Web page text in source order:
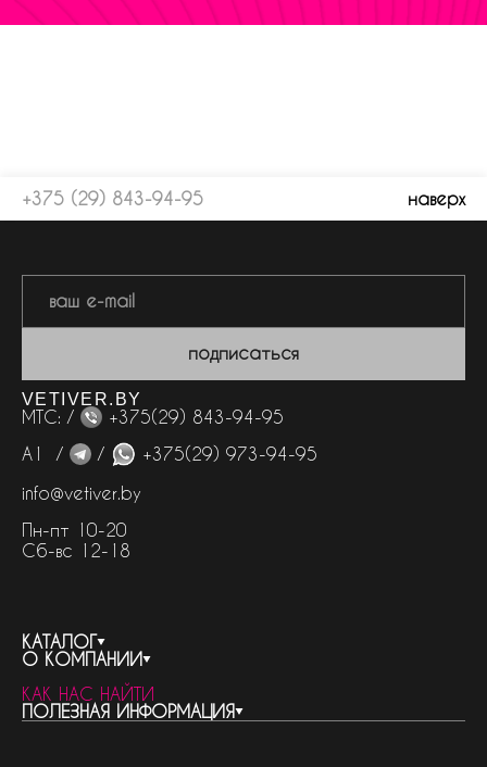
+375 (29) 843-94-95 наверх
подписаться
VETIVER.BY
МТС: /
+375(29) 843-94-95
А1 /
/
+375(29) 973-94-95
info@vetiver.by
Пн-пт 10-20
Сб-вс 12-18
КАТАЛОГ
весь каталог
бренды
женская парфюмерия
О КОМПАНИИ
контакты
о компании
КАК НАС НАЙТИ
ПОЛЕЗНАЯ ИНФОРМАЦИЯ